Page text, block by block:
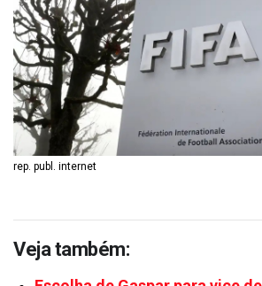
rep. publ. internet
Veja também: